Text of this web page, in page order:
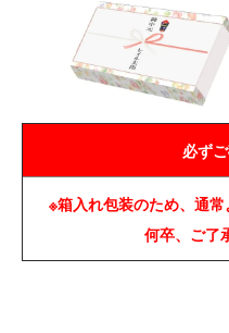
必ず
※箱入れ包装のため、通常
何卒、ご了